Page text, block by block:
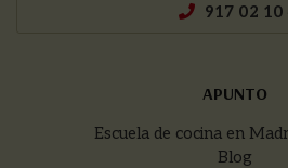
917 02 10
APUNTO
Escuela de cocina en
Blog